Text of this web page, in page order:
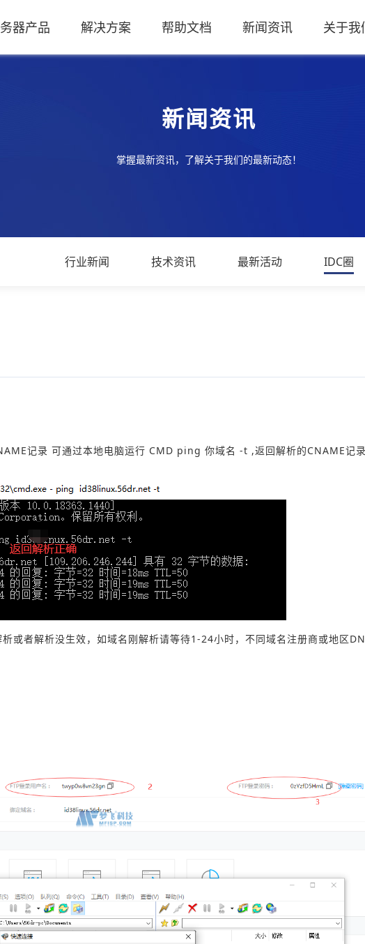
器产品 解决方案 帮助文档 新闻资讯 关于我
新闻资讯
掌握最新资讯，了解关于我们的最新动态！
行业新闻 技术资讯 最新活动 IDC圈
记录 可通过本地电脑运行 CMD ping 你域名 -t ,返回解析的CNAME记
或者解析没生效，如域名刚解析请等待1-24小时，不同域名注册商或地区